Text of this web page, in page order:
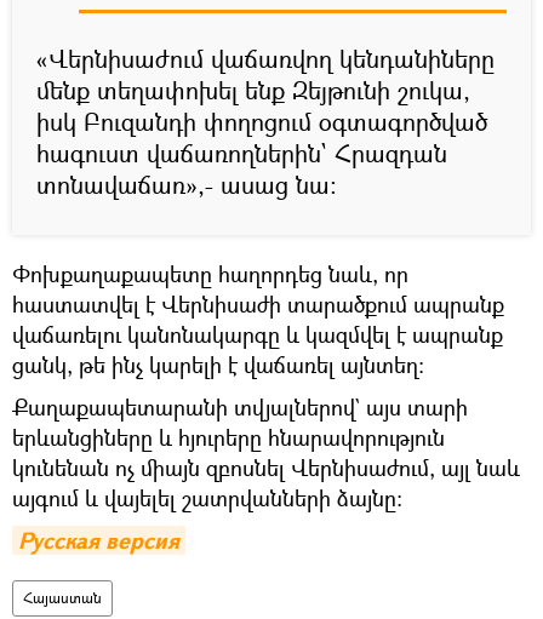
«Վերնիսաժում վաճառվող կենդանիները
մենք տեղափոխել ենք Զեյթունի շուկա,
իսկ Բուզանդի փողոցում օգտագործված
հագուստ վաճառողներին` Հրազդան
տոնավաճառ»,- ասաց նա։
Փոխքաղաքապետը հաղորդեց նաև, որ
հաստատվել է Վերնիսաժի տարածքում ապրանք
վաճառելու կանոնակարգը և կազմվել է ապրանք
ցանկ, թե ինչ կարելի է վաճառել այնտեղ։
Քաղաքապետարանի տվյալներով` այս տարի
երևանցիները և հյուրերը հնարավորություն
կունենան ոչ միայն զբոսնել Վերնիսաժում, այլ նաև
այգում և վայելել շատրվանների ձայնը։
Русская версия
Հայաստան